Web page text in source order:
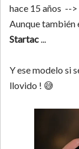
hace 15 años -->
Aunque también
Startac...
Y ese modelo si
llovido ! 😅